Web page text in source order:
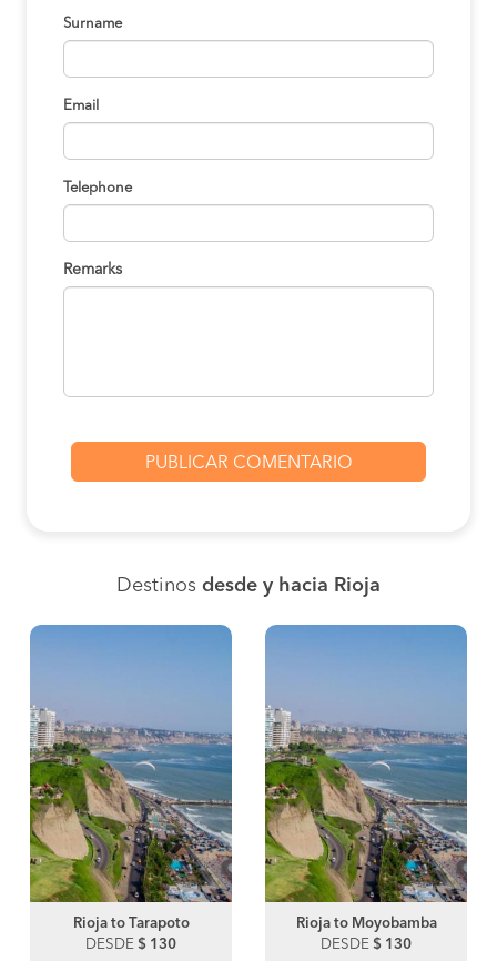
Surname
Email
Telephone
Remarks
Destinos desde y hacia Rioja
Rioja to Tarapoto
DESDE $ 130
Rioja to Moyobamba
DESDE $ 130